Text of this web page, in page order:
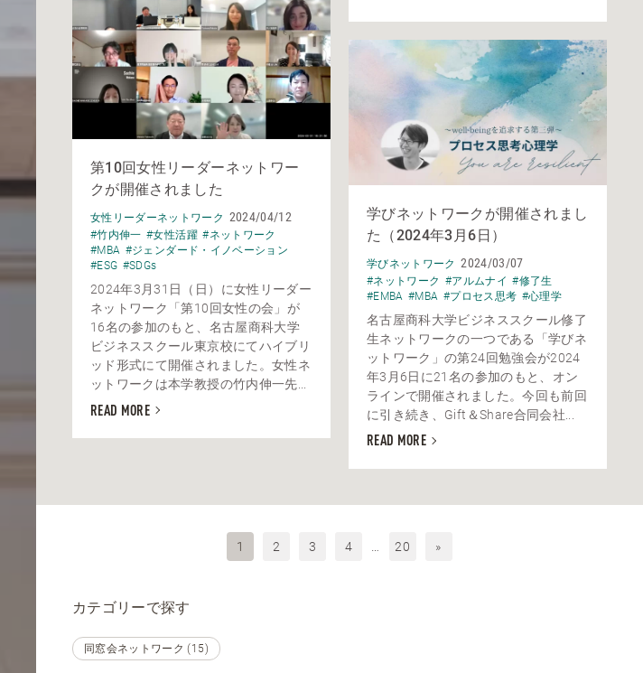
第10回女性リーダーネットワー
クが開催されました
女性リーダーネットワーク 2024/04/12
#竹内伸一 #女性活躍 #ネットワーク
#MBA #ジェンダード・イノベーション
#ESG #SDGs
2024年3月31日（日）に女性リーダー
ネットワーク「第10回女性の会」が
16名の参加のもと、名古屋商科大学
ビジネススクール東京校にてハイブリ
ッド形式にて開催されました。女性ネ
ットワークは本学教授の竹内伸一先...
READ MORE
学びネットワークが開催されまし
た（2024年3月6日）
学びネットワーク 2024/03/07
#ネットワーク #アルムナイ #修了生
#EMBA #MBA #プロセス思考 #心理学
名古屋商科大学ビジネススクール修了
生ネットワークの一つである「学びネ
ットワーク」の第24回勉強会が2024
年3月6日に21名の参加のもと、オン
ラインで開催されました。今回も前回
に引き続き、Gift＆Share合同会社...
READ MORE
1 2 3 4 20 »
カテゴリーで探す
同窓会ネットワーク (15)